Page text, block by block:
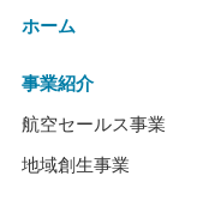
ホーム
事業紹介
航空セールス事業
地域創生事業